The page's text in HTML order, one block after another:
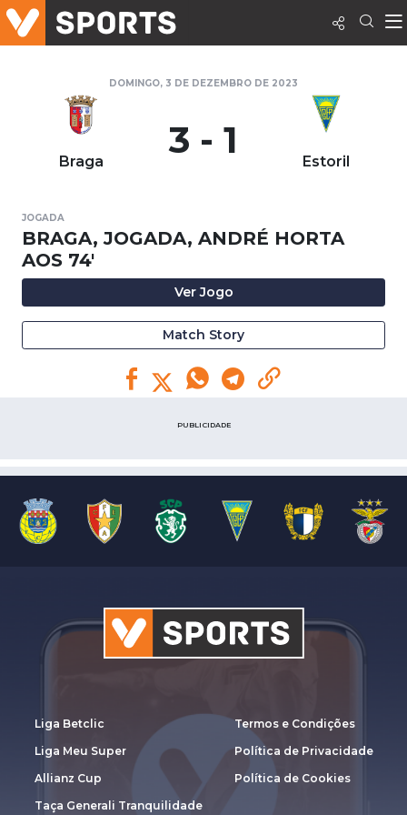
DOMINGO, 3 DE DEZEMBRO DE 2023
Braga 3 - 1 Estoril
JOGADA
BRAGA, JOGADA, ANDRÉ HORTA
AOS 74'
Ver Jogo
Match Story
PUBLICIDADE
Liga Betclic
Liga Meu Super
Allianz Cup
Taça Generali Tranquilidade
Termos e Condições
Política de Privacidade
Política de Cookies